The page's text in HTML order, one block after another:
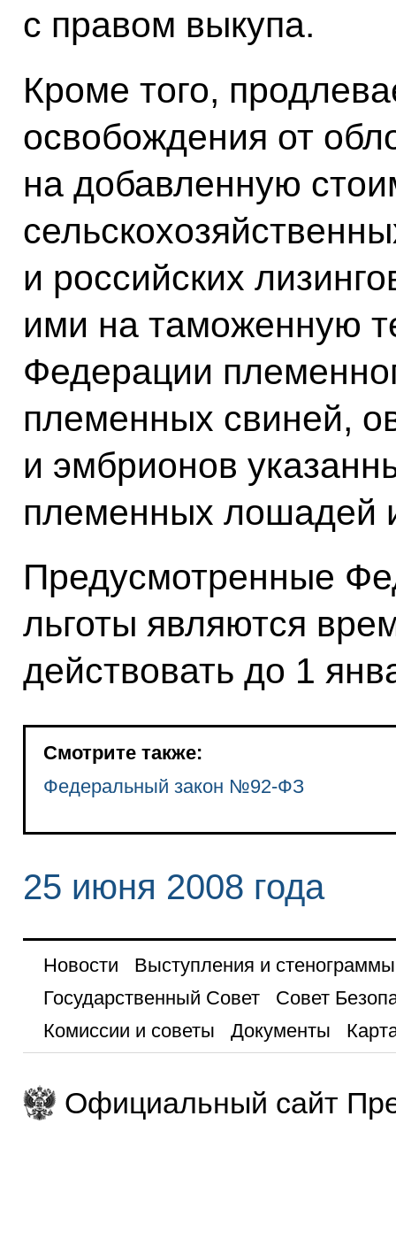
с правом выкупа.
Кроме того,
освобождения от
на добавленную
и российских
ими на таможенную
Федерации
племенных свиней,
и эмбрионов
племенных лошадей
Предусмотренные
льготы являются
действовать до 1
Смотрите также:
Федеральный закон №92-ФЗ
25 июня 2008 года
Новости
Выступления и стенограммы
Государственный Совет
Совет
Комиссии и советы
Документы
Официальный сайт